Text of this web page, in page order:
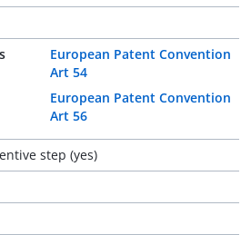
European Patent Convention
Art 54
European Patent Convention
Art 56
step (yes)